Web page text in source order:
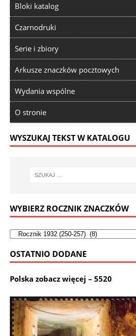
Bloki katalog
Czarnodruki
Serie i zbiory
Arkusze znaczków pocztowych
Wydania wspólne
O stronie
WYSZUKAJ TEKST W KATALOGU
WYBIERZ ROCZNIK ZNACZKÓW
OSTATNIO DODANE
Polska zobacz więcej – 5520